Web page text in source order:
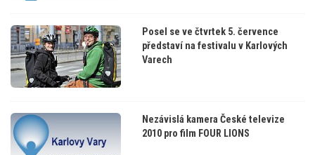
Posel se ve čtvrtek 5. července
představí na festivalu v Karlových
Varech
Nezávislá kamera České televize
2010 pro film FOUR LIONS